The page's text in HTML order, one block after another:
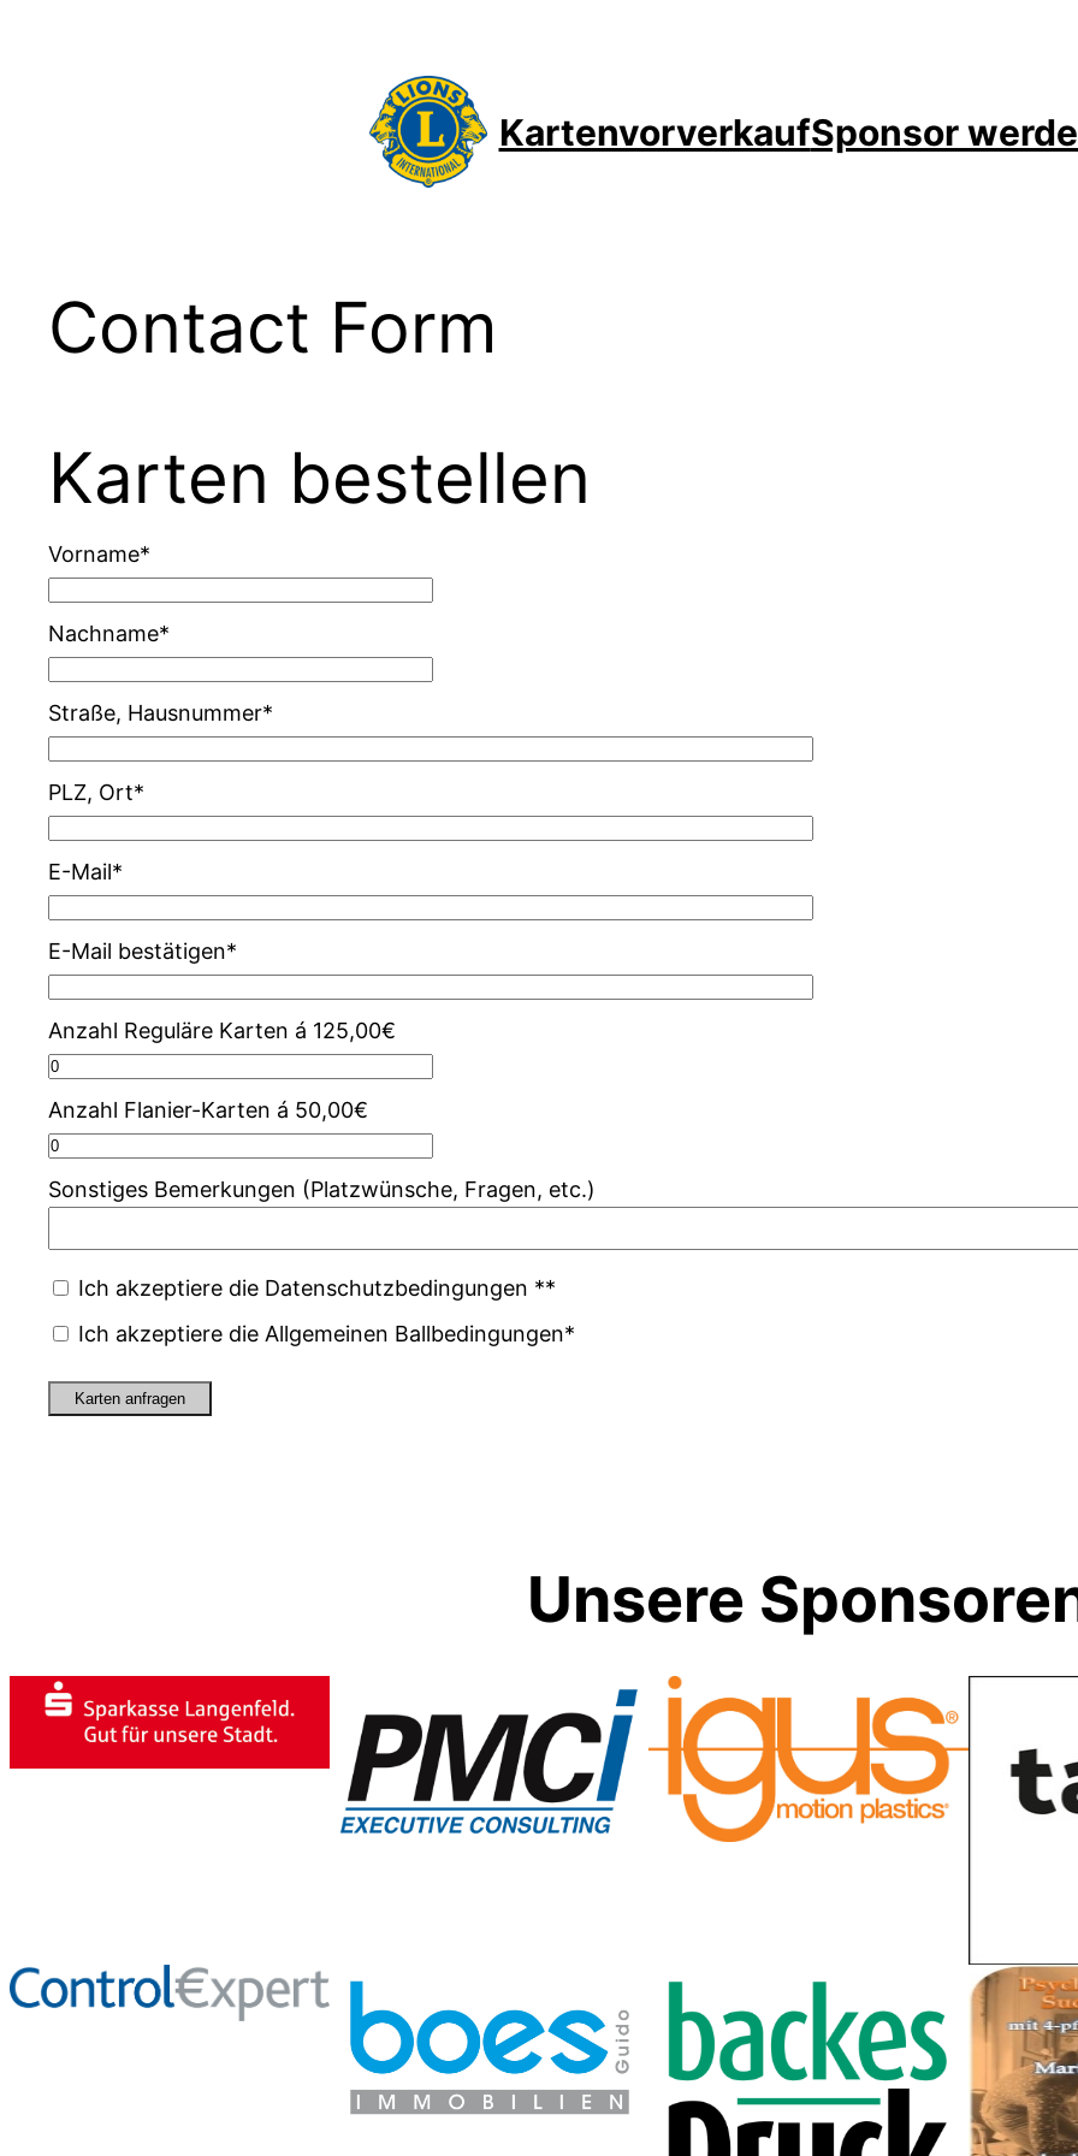
KartenvorverkaufSponsor
Contact Form
Karten bestellen
Vorname*
Nachname*
Straße, Hausnummer*
PLZ, Ort*
E-Mail*
E-Mail bestätigen*
Anzahl Reguläre Karten á 125,00€
Anzahl Flanier-Karten á 50,00€
Sonstiges Bemerkungen (Platzwünsche, Fragen, etc.)
Ich akzeptiere die Datenschutzbedingungen **
Ich akzeptiere die Allgemeinen Ballbedingungen*
Karten anfragen
Unsere